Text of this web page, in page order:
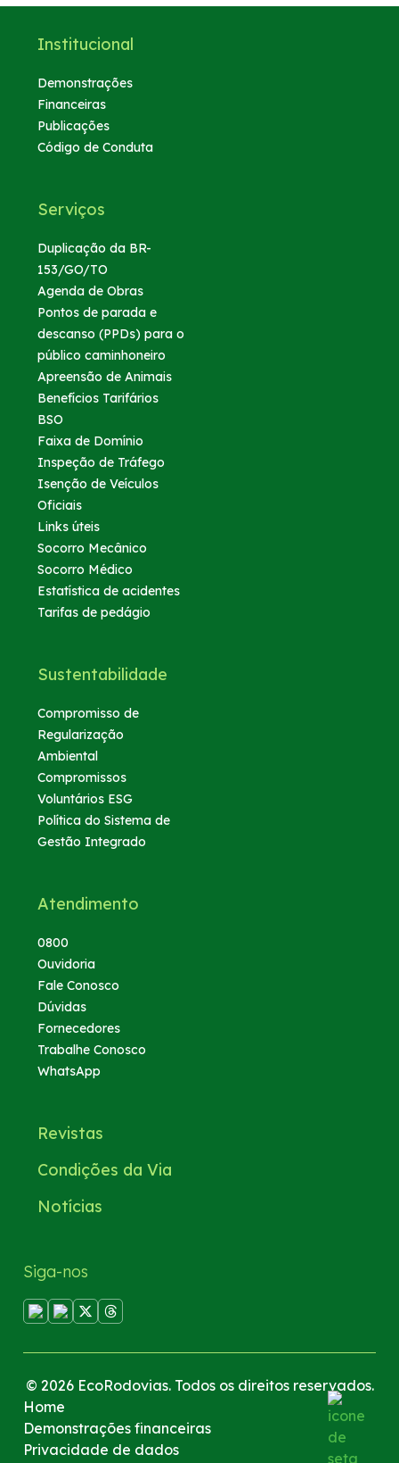
Institucional
Demonstrações
Financeiras
Publicações
Código de Conduta
Serviços
Duplicação da BR-
153/GO/TO
Agenda de Obras
Pontos de parada e
descanso (PPDs) para o
público caminhoneiro
Apreensão de Animais
Benefícios Tarifários
BSO
Faixa de Domínio
Inspeção de Tráfego
Isenção de Veículos
Oficiais
Links úteis
Socorro Mecânico
Socorro Médico
Estatística de acidentes
Tarifas de pedágio
Sustentabilidade
Compromisso de
Regularização
Ambiental
Compromissos
Voluntários ESG
Política do Sistema de
Gestão Integrado
Atendimento
0800
Ouvidoria
Fale Conosco
Dúvidas
Fornecedores
Trabalhe Conosco
WhatsApp
Revistas
Condições da Via
Notícias
Siga-nos
Home
Demonstrações financeiras
Privacidade de dados
© 2026 EcoRodovias. Todos os direitos reservados.